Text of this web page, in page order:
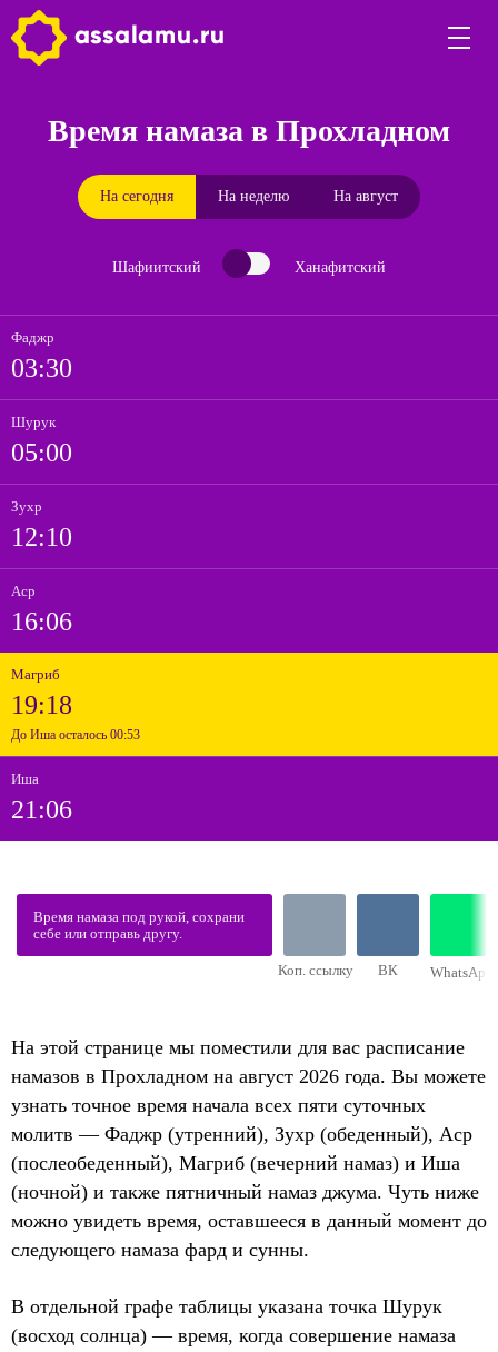
Время намаза в Прохладном
На сегодня На неделю На август
Шафиитский Ханафитский
Фаджр
03:30
Шурук
05:00
Зухр
12:10
Аср
16:06
Магриб
19:18
До Иша осталось 00:53
Иша
21:06
Время намаза под рукой, сохрани
себе или отправь другу.
Коп. ссылку ВК WhatsApp
На этой странице мы поместили для вас расписание
намазов в Прохладном на август 2026 года. Вы можете
узнать точное время начала всех пяти суточных
молитв — Фаджр (утренний), Зухр (обеденный), Аср
(послеобеденный), Магриб (вечерний намаз) и Иша
(ночной) и также пятничный намаз джума. Чуть ниже
можно увидеть время, оставшееся в данный момент до
следующего намаза фард и сунны.
В отдельной графе таблицы указана точка Шурук
(восход солнца) — время, когда совершение намаза